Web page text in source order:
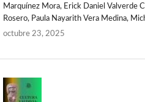
Marquínez Mora, Erick Daniel Valverde
Rosero, Paula Nayarith Vera Medina,
octubre 23, 2025